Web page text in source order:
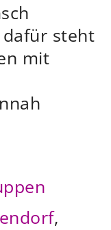
steht
mit
,